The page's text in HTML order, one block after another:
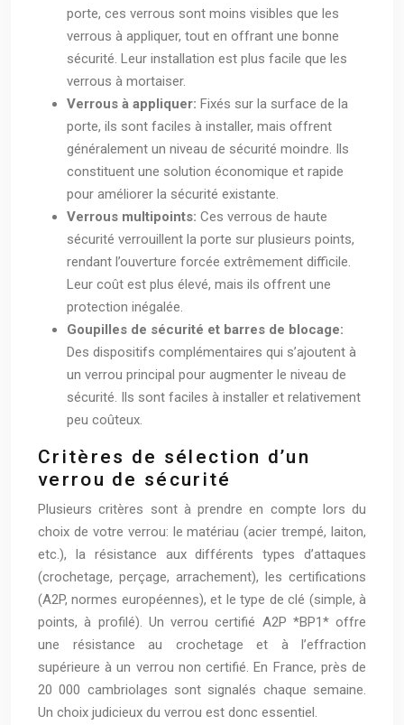
porte, ces verrous sont moins visibles que les
verrous à appliquer, tout en offrant une bonne
sécurité. Leur installation est plus facile que les
verrous à mortaiser.
Verrous à appliquer: Fixés sur la surface de la
porte, ils sont faciles à installer, mais offrent
généralement un niveau de sécurité moindre. Ils
constituent une solution économique et rapide
pour améliorer la sécurité existante.
Verrous multipoints: Ces verrous de haute
sécurité verrouillent la porte sur plusieurs points,
rendant l’ouverture forcée extrêmement difficile.
Leur coût est plus élevé, mais ils offrent une
protection inégalée.
Goupilles de sécurité et barres de blocage:
Des dispositifs complémentaires qui s’ajoutent à
un verrou principal pour augmenter le niveau de
sécurité. Ils sont faciles à installer et relativement
peu coûteux.
Critères de sélection d’un
verrou de sécurité
Plusieurs critères sont à prendre en compte lors du
choix de votre verrou: le matériau (acier trempé, laiton,
etc.), la résistance aux différents types d’attaques
(crochetage, perçage, arrachement), les certifications
(A2P, normes européennes), et le type de clé (simple, à
points, à profilé). Un verrou certifié A2P *BP1* offre
une résistance au crochetage et à l’effraction
supérieure à un verrou non certifié. En France, près de
20 000 cambriolages sont signalés chaque semaine.
Un choix judicieux du verrou est donc essentiel.